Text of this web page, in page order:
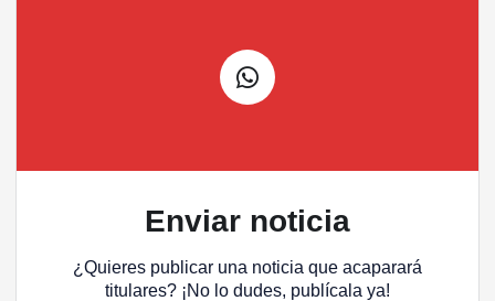
Enviar noticia
¿Quieres publicar una noticia que acaparará
titulares? ¡No lo dudes, publícala ya!